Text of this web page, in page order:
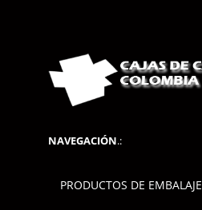
NAVEGACIÓN.:
PRODUCTOS DE EMBALAJE